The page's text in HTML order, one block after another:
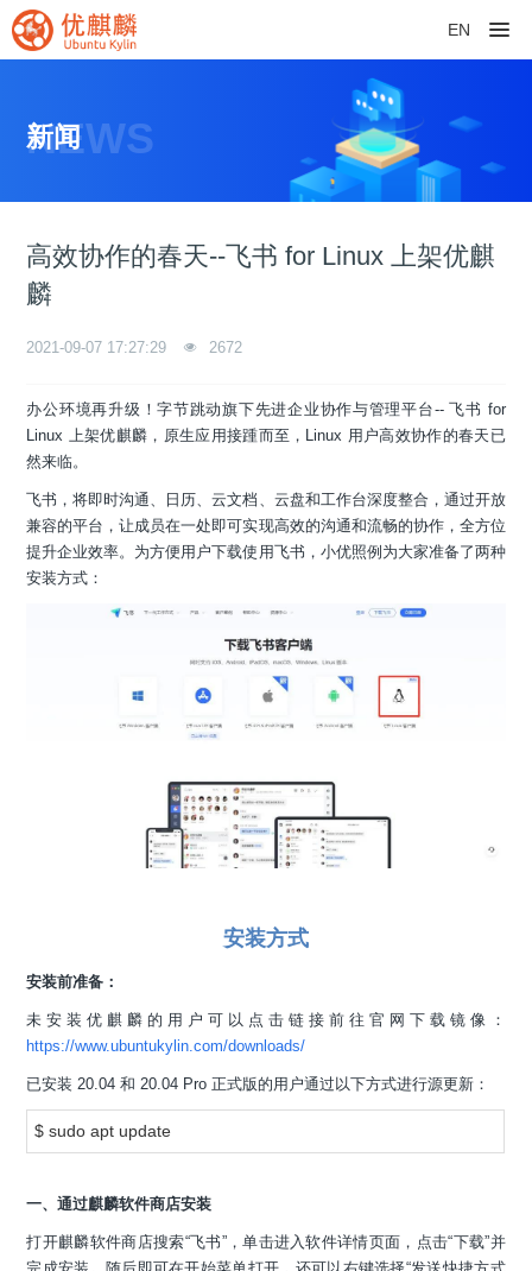
EN
NEWS
新闻
高效协作的春天--飞书 for Linux 上架优麒
麟
2021-09-07 17:27:29 2672
办公环境再升级！字节跳动旗下先进企业协作与管理平台-- 飞书 for
Linux 上架优麒麟，原生应用接踵而至，Linux 用户高效协作的春天已
然来临。
飞书，将即时沟通、日历、云文档、云盘和工作台深度整合，通过开放
兼容的平台，让成员在一处即可实现高效的沟通和流畅的协作，全方位
提升企业效率。为方便用户下载使用飞书，小优照例为大家准备了两种
安装方式：
安装方式
安装前准备：
未安装优麒麟的用户可以点击链接前往官网下载镜像：
https://www.ubuntukylin.com/downloads/
已安装 20.04 和 20.04 Pro 正式版的用户通过以下方式进行源更新：
$ sudo apt update
一、通过麒麟软件商店安装
打开麒麟软件商店搜索“飞书”，单击进入软件详情页面，点击“下载”并